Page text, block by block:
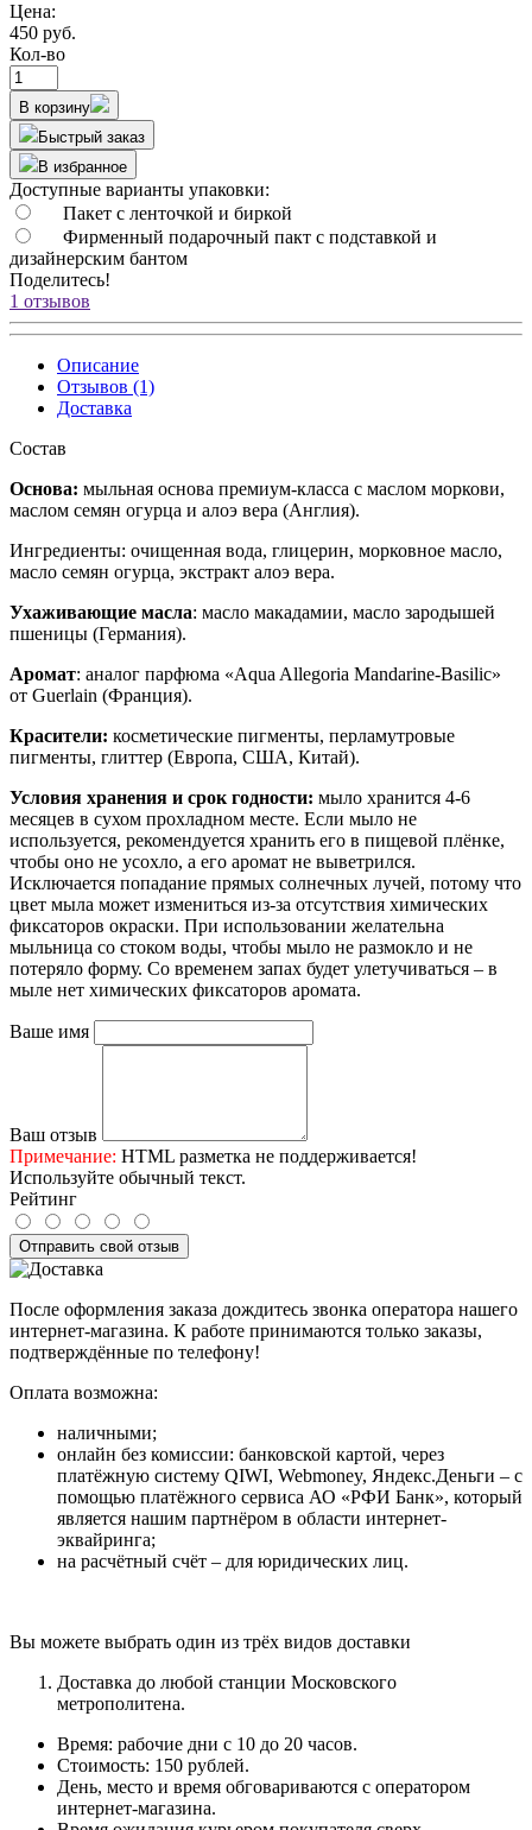
Цена:
450 руб.
Кол-во
В корзину
Быстрый заказ
В избранное
Доступные варианты упаковки:
Пакет с ленточкой и биркой
Фирменный подарочный пакт с подставкой и
дизайнерским бантом
Поделитесь!
1 отзывов
Описание
Отзывов (1)
Доставка
Состав
Основа: мыльная основа премиум-класса с маслом моркови,
маслом семян огурца и алоэ вера (Англия).
Ингредиенты: очищенная вода, глицерин, морковное масло,
масло семян огурца, экстракт алоэ вера.
Ухаживающие масла: масло макадамии, масло зародышей
пшеницы (Германия).
Аромат: аналог парфюма «Aqua Allegoria Mandarine-Basilic»
от Guerlain (Франция).
Красители: косметические пигменты, перламутровые
пигменты, глиттер (Европа, США, Китай).
Условия хранения и срок годности: мыло хранится 4-6
месяцев в сухом прохладном месте. Если мыло не
используется, рекомендуется хранить его в пищевой плёнке,
чтобы оно не усохло, а его аромат не выветрился.
Исключается попадание прямых солнечных лучей, потому что
цвет мыла может измениться из-за отсутствия химических
фиксаторов окраски. При использовании желательна
мыльница со стоком воды, чтобы мыло не размокло и не
потеряло форму. Со временем запах будет улетучиваться – в
мыле нет химических фиксаторов аромата.
Ваше имя
Ваш отзыв
Примечание: HTML разметка не поддерживается!
Используйте обычный текст.
Рейтинг
Отправить свой отзыв
После оформления заказа дождитесь звонка оператора нашего
интернет-магазина. К работе принимаются только заказы,
подтверждённые по телефону!
Оплата возможна:
наличными;
онлайн без комиссии: банковской картой, через
платёжную систему QIWI, Webmoney, Яндекс.Деньги – с
помощью платёжного сервиса АО «РФИ Банк», который
является нашим партнёром в области интернет-
эквайринга;
на расчётный счёт – для юридических лиц.
Вы можете выбрать один из трёх видов доставки
Доставка до любой станции Московского
метрополитена.
Время: рабочие дни с 10 до 20 часов.
Стоимость: 150 рублей.
День, место и время обговариваются с оператором
интернет-магазина.